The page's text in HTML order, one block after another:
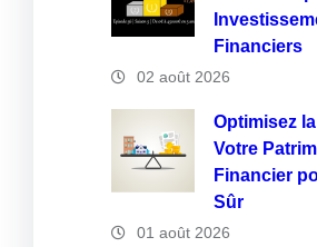
Financiers
02 août 2026
Optimisez
Votre
Financier
Sûr
01 août 2026